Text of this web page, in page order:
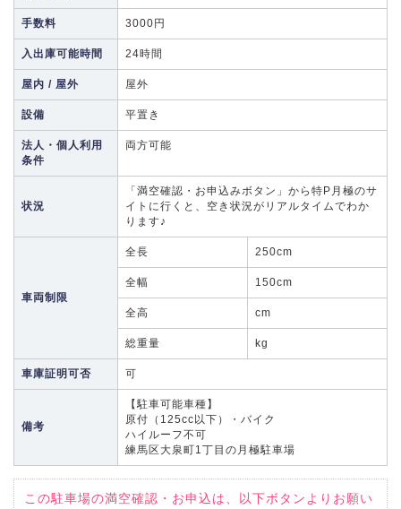
手数料 3000円
入出庫可能時間 24時間
屋内 / 屋外 屋外
設備 平置き
法人・個人利用
条件
両方可能
状況
「満空確認・お申込みボタン」から特P月極のサ
イトに行くと、空き状況がリアルタイムでわか
ります♪
車両制限
全長 250cm
全幅 150cm
全高 cm
総重量 kg
車庫証明可否 可
備考
【駐車可能車種】
原付（125cc以下）・バイク
ハイルーフ不可
練馬区大泉町1丁目の月極駐車場
この駐車場の満空確認・お申込は、以下ボタンよりお願い